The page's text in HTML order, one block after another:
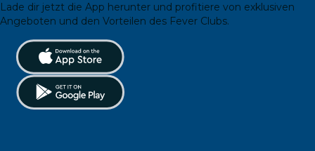
Lade dir jetzt die App herunter und profitiere von exklusiven
Angeboten und den Vorteilen des Fever Clubs.